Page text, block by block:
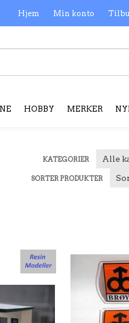
Hjem Min konto
HOBBY MERKER
KATEGORIER
SORTER PRODUKTER